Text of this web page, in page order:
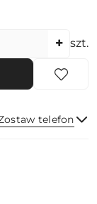
szt.
telefon